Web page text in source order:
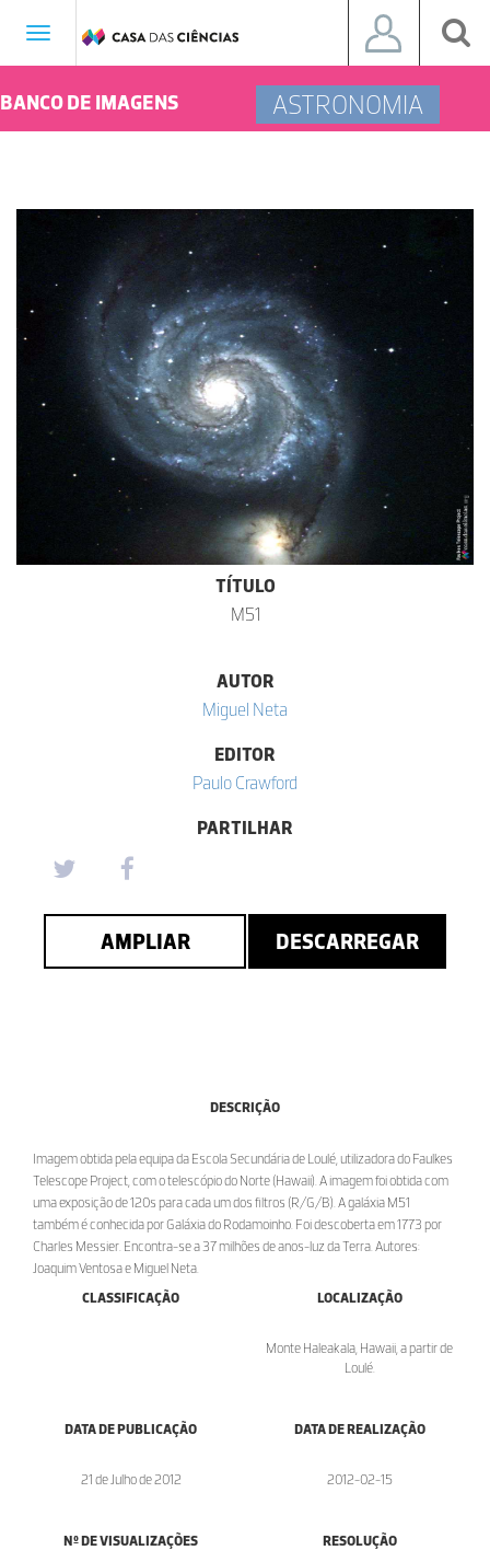
Toggle
BANCO DE IMAGENS ASTRONOMIA
TÍTULO
M51
AUTOR
Miguel Neta
EDITOR
Paulo Crawford
PARTILHAR
AMPLIAR DESCARREGAR
DESCRIÇÃO
Imagem obtida pela equipa da Escola Secundária de Loulé, utilizadora do Faulkes
Telescope Project, com o telescópio do Norte (Hawaii). A imagem foi obtida com
uma exposição de 120s para cada um dos filtros (R/G/B). A galáxia M51
também é conhecida por Galáxia do Rodamoinho. Foi descoberta em 1773 por
Charles Messier. Encontra-se a 37 milhões de anos-luz da Terra. Autores:
Joaquim Ventosa e Miguel Neta.
CLASSIFICAÇÃO
LOCALIZAÇÃO
Monte Haleakala, Hawaii, a partir de
Loulé.
DATA DE PUBLICAÇÃO
21 de Julho de 2012
DATA DE REALIZAÇÃO
2012-02-15
Nº DE VISUALIZAÇÕES RESOLUÇÃO